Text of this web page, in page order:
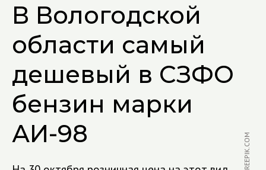
В Вологодской
области самый
дешевый в СЗФО
бензин марки
АИ-98